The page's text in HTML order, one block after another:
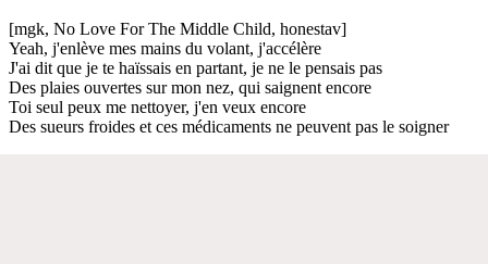
[mgk, No Love For The Middle Child, honestav]
Yeah, j'enlève mes mains du volant, j'accélère
J'ai dit que je te haïssais en partant, je ne le pensais pas
Des plaies ouvertes sur mon nez, qui saignent encore
Toi seul peux me nettoyer, j'en veux encore
Des sueurs froides et ces médicaments ne peuvent pas le soigner